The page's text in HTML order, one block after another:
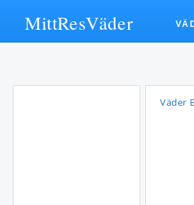
Väder
MittResVäder